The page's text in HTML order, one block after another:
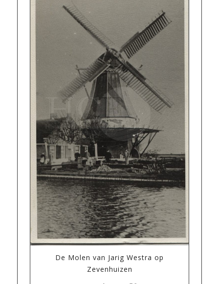
De Molen van Jarig Westra op
Zevenhuizen